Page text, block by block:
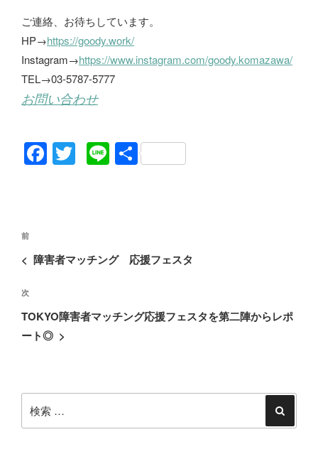
ご連絡、お待ちしています。
HP→https://goody.work/
Instagram→https://www.instagram.com/goody.komazawa/
TEL→03-5787-5777
お問い合わせ
F
a
o
k
T
wi
Li
n
共
有
投
稿
ナ
ビ
ー
過
去
投
稿
前
< 障害者マッチング 応援フェスタ
次
の
投
次
TOKYO障害者マッチング応援フェスタを第二陣からレポ
ート◎ >
索:
索